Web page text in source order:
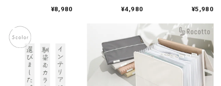
¥8,980
¥4,980
¥5,980